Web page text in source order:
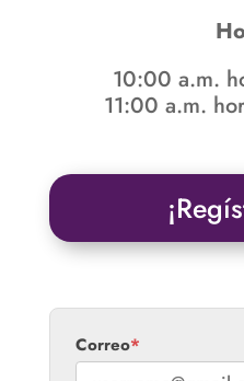
10:00 a.m.
11:00 a.m.
Correo*